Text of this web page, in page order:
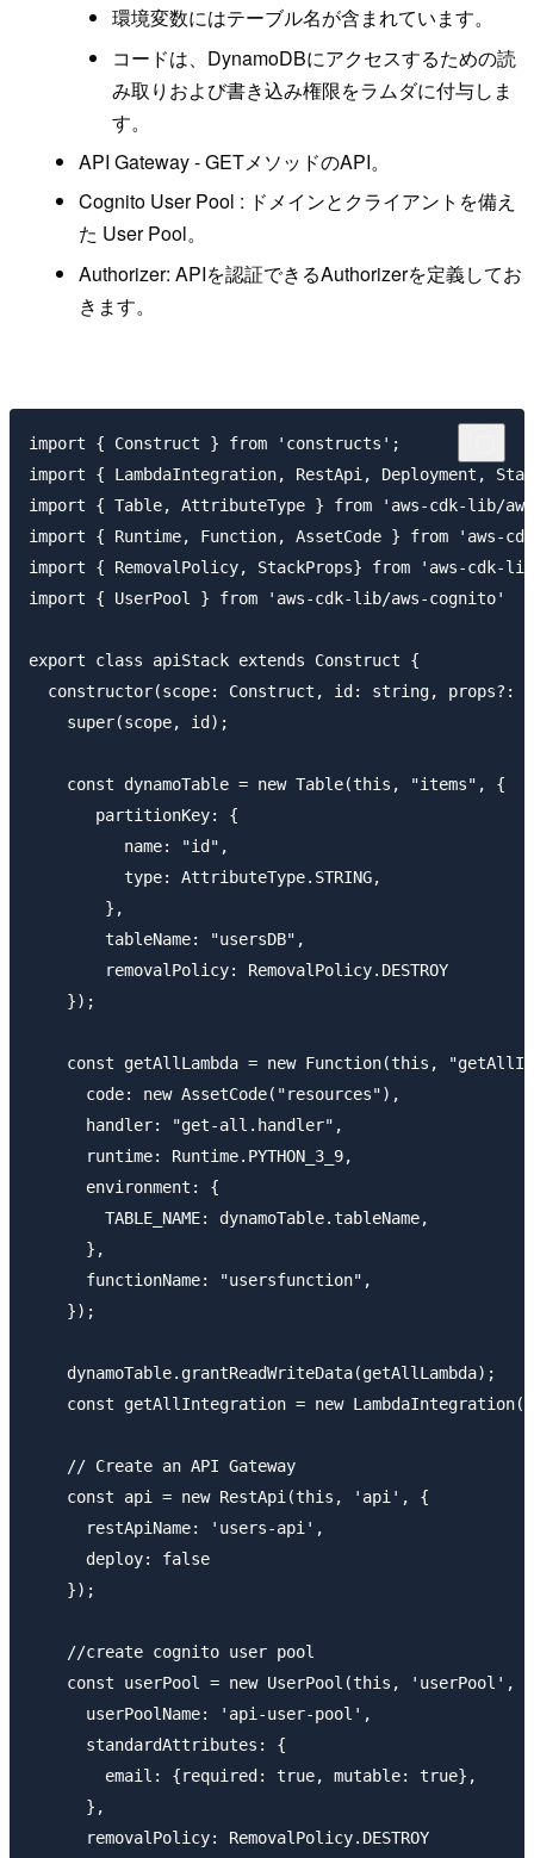
環境変数にはテーブル名が含まれています。
コードは、DynamoDBにアクセスするための読
み取りおよび書き込み権限をラムダに付与しま
す。
API Gateway - GETメソッドのAPI。
Cognito User Pool : ドメインとクライアントを備え
た User Pool。
Authorizer: APIを認証できるAuthorizerを定義してお
きます。
import { Construct } from 'constructs';
import { LambdaIntegration, RestApi, Deployment,
import { Table, AttributeType } from 'aws-cdk-lib/
import { Runtime, Function, AssetCode } from 'aws-
import { RemovalPolicy, StackProps} from 'aws-cdk-
import { UserPool } from 'aws-cdk-lib/aws-cognito'
export class apiStack extends Construct {
constructor(scope: Construct, id: string, props?:
    super(scope, id);
    const dynamoTable = new Table(this, "items", {
       partitionKey: {
          name: "id",
          type: AttributeType.STRING,
        },
        tableName: "usersDB",
        removalPolicy: RemovalPolicy.DESTROY
    });
const getAllLambda = new Function(this,
      code: new AssetCode("resources"),
      handler: "get-all.handler",
      runtime: Runtime.PYTHON_3_9,
      environment: {
        TABLE_NAME: dynamoTable.tableName,
      },
      functionName: "usersfunction",
    });
    dynamoTable.grantReadWriteData(getAllLambda);
const getAllIntegration = new
    // Create an API Gateway
    const api = new RestApi(this, 'api', {
      restApiName: 'users-api',
      deploy: false
    });
    //create cognito user pool
    const userPool = new UserPool(this, 'userPool', {
      userPoolName: 'api-user-pool',
      standardAttributes: {
        email: {required: true, mutable: true},
      },
      removalPolicy: RemovalPolicy.DESTROY